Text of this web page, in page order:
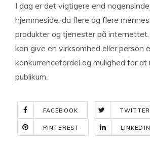
I dag er det vigtigere end
hjemmeside, da flere og flere
produkter og tjenester på internettet.
kan give en virksomhed eller person
konkurrencefordel og mulighed for at
publikum.
FACEBOOK TWITTER
PINTEREST LINKEDIN